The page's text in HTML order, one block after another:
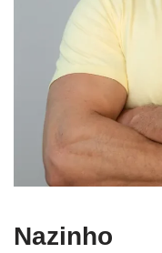
Nazinho